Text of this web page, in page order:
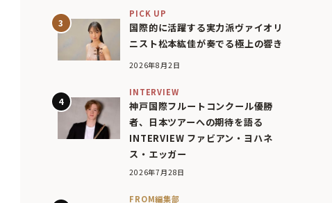
PICK UP
国際的に活躍する実力派ヴァイオリ
ニスト松本紘佳が奏でる極上の響き
2026年8月2日
INTERVIEW
神戸国際フルートコンクール優勝
者、日本ツアーへの期待を語る
INTERVIEW ファビアン・ヨハネ
ス・エッガー
2026年7月28日
FROM編集部